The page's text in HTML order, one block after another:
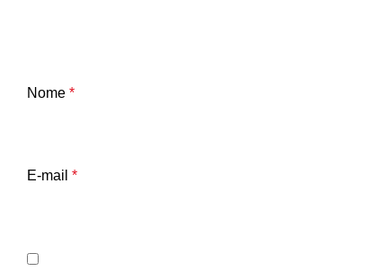
Nome *
E-mail *